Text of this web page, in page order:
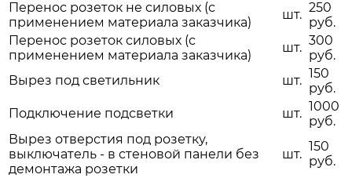
Перенос розеток не силовых (с
применением материала заказчика)
шт. 250
руб.
Перенос розеток силовых (с
применением материала заказчика)
шт. 300
руб.
Вырез под светильник
шт. 150
руб.
Подключение подсветки
шт. 1000
руб.
Вырез отверстия под розетку,
выключатель - в стеновой панели без
демонтажа розетки
шт.
150
руб.